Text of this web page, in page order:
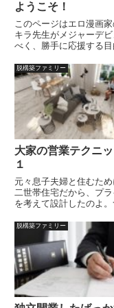
ようこそ！
このページはエロ漫画
キラ先生がメジャーデ
べく、勝手に応援する目
す。勝手にマンガ化し
に！（誰もしないか・
コンセプトは、ま、よ
モノみたいなイメージ
か。現...
脱構築ファミリー
大家の営業テクニ
１
元々息子夫婦と住むた
二世帯住宅だから、プ
を考えて設計したのよ。
と思ってもらうといい
帯じゃなかったんです
んなこといった？こいつ
す・・・息子さんご夫婦
なされ...
脱構築ファミリー